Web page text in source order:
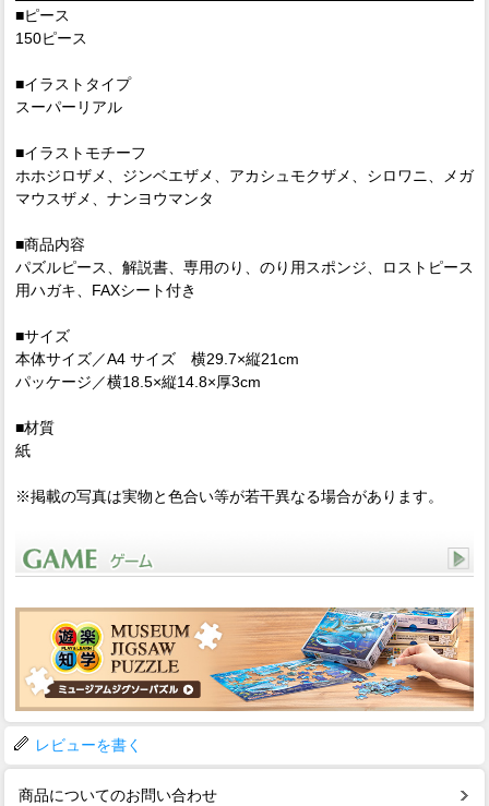
■ピース
150ピース
■イラストタイプ
スーパーリアル
■イラストモチーフ
ホホジロザメ、ジンベエザメ、アカシュモクザメ、シロワニ、メガ
マウスザメ、ナンヨウマンタ
■商品内容
パズルピース、解説書、専用のり、のり用スポンジ、ロストピース
用ハガキ、FAXシート付き
■サイズ
本体サイズ／A4 サイズ 横29.7×縦21cm
パッケージ／横18.5×縦14.8×厚3cm
■材質
紙
※掲載の写真は実物と色合い等が若干異なる場合があります。
レビューを書く
商品についてのお問い合わせ